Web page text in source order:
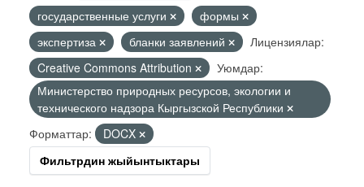
государственные услуги
формы
экспертиза
бланки заявлений
Лицензиялар:
Creative Commons Attribution
Уюмдар:
Министерство природных ресурсов, экологии и
технического надзора Кыргызской Республики
Форматтар:
DOCX
Фильтрдин жыйынтыктары